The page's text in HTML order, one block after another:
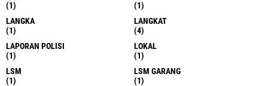
(1)
(1)
LANGKA
(1)
LANGKAT
(4)
LAPORAN POLISI
(1)
LOKAL
(1)
LSM
(1)
LSM GARANG
(1)